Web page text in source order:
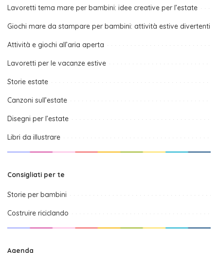
Lavoretti tema mare per bambini: idee creative per l’estate
Giochi mare da stampare per bambini: attività estive divertenti
Attività e giochi all’aria aperta
Lavoretti per le vacanze estive
Storie estate
Canzoni sull’estate
Disegni per l’estate
Libri da illustrare
Consigliati per te
Storie per bambini
Costruire riciclando
Agenda